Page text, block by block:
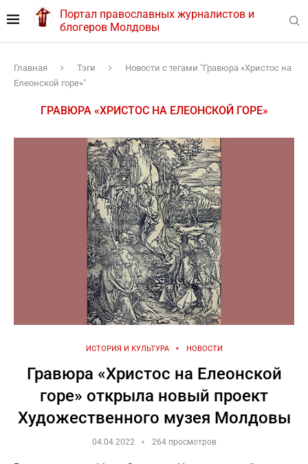
Портал православных журналистов и
блогеров Молдовы
Главная Тэги
Новости с тегами "Гравюра «Христос на
Елеонской горе»"
ГРАВЮРА «ХРИСТОС НА ЕЛЕОНСКОЙ ГОРЕ»
ИСТОРИЯ И КУЛЬТУРА НОВОСТИ
Гравюра «Христос на Елеонской
горе» открыла новый проект
Художественного музея Молдовы
04.04.2022 264 просмотров